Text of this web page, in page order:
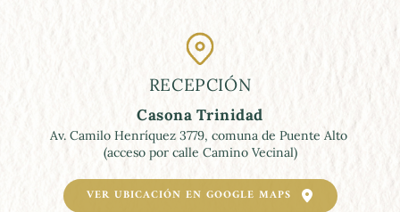
RECEPCIÓN
Casona Trinidad
Av. Camilo Henríquez 3779, comuna de Puente Alto
(acceso por calle Camino Vecinal)
VER UBICACIÓN EN GOOGLE MAPS